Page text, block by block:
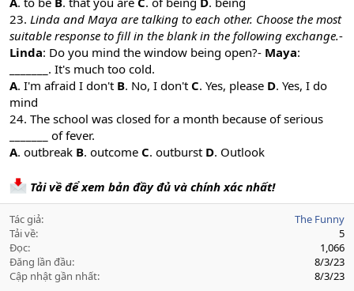
23. Linda and Maya are talking to each other. Choose the most
suitable response to fill in the blank in the following exchange.-
Linda: Do you mind the window being open?- Maya:
_______. It's much too cold.
A. I'm afraid I don't B. No, I don't C. Yes, please D. Yes, I do
mind
24. The school was closed for a month because of serious
_______ of fever.
A. outbreak B. outcome C. outburst D. Outlook
Tải về để xem bản đầy đủ và chính xác nhất!
Tác giả
The Funny
Tải về
5
Đọc
1,066
Đăng lần đầu
8/3/23
Cập nhật gần nhất
8/3/23